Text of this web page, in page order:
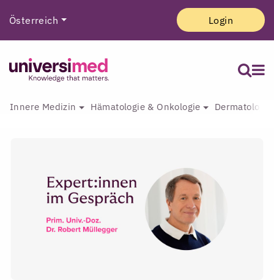
Österreich Login
Innere Medizin Hämatologie & Onkologie